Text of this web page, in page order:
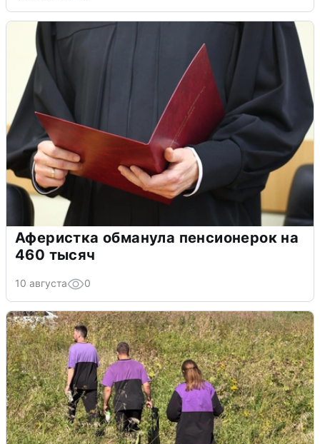
Аферистка обманула пенсионерок на
460 тысяч
10 августа 0